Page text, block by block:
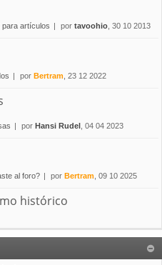
para artículos por tavoohio , 30 10 2013
por Bertram , 23 12 2022
por Hansi Rudel , 04 04 2023
al foro? por Bertram , 09 10 2025
histórico